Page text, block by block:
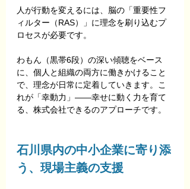
人が行動を変えるには、脳の「重要性フ
ィルター（RAS）」に理念を刷り込むプ
ロセスが必要です。
わもん（黒帯6段）の深い傾聴をベース
に、個人と組織の両方に働きかけること
で、理念が日常に定着していきます。こ
れが「幸動力」——幸せに動く力を育て
る、株式会社できるのアプローチです。
石川県内の中小企業に寄り添
う、現場主義の支援